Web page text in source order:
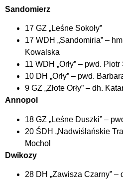
Sandomierz
17 GZ „Leśne Sokoły”
17 WDH „Sandomiria” –
Kowalska
11 WDH „Orły” – pwd.
10 DH „Orły” – pwd.
9 GZ „Złote Orły” – dh.
Annopol
18 GZ „Leśne Duszki” –
20 ŚDH „Nadwiślańskie
Mochol
Dwikozy
28 DH „Zawisza Czarny” –